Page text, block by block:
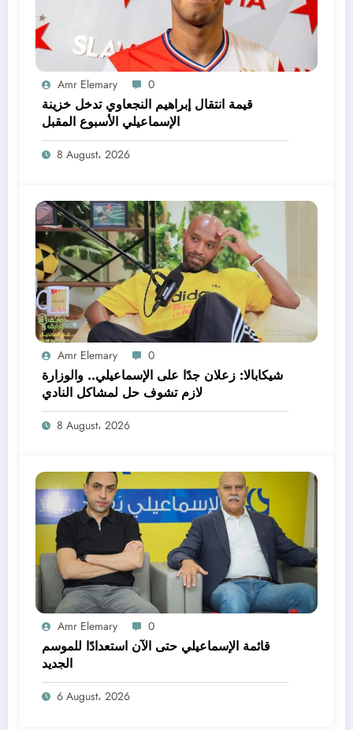
Amr Elemary 0
قيمة انتقال إبراهيم النجعاوي تدخل خزينة
الإسماعيلي الأسبوع المقبل
8 August، 2026
Amr Elemary 0
شيكابالا: زعلان جدًا على الإسماعيلي.. والوزارة
لازم تشوف حل لمشاكل النادي
8 August، 2026
Amr Elemary 0
قائمة الإسماعيلي حتى الآن استعدادًا للموسم
الجديد
6 August، 2026